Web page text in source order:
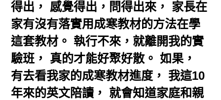
得出， 感覺得出，問得出來， 家長在
家有沒有落實用成寒教材的方法在學
這套教材。 執行不來，就離開我的實
驗班， 真的才能好聚好散。 如果，
有去看我家的成寒教材進度， 我這10
年來的英文陪讀， 就會知道家庭和親